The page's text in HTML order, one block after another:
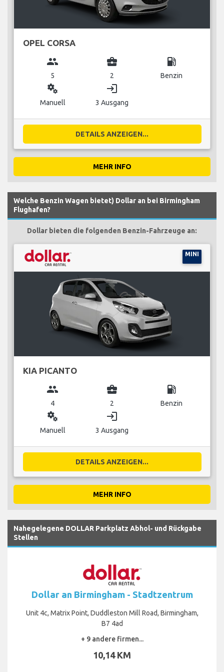
OPEL CORSA
group
5
business_center
2
local_gas_station
Benzin
miscellaneous_services
Manuell
login
3 Ausgang
DETAILS ANZEIGEN...
MEHR INFO
Welche Benzin Wagen bietet) Dollar an bei Birmingham
Flughafen?
Dollar bieten die folgenden Benzin-Fahrzeuge an:
MINI
KIA PICANTO
group
4
business_center
2
local_gas_station
Benzin
miscellaneous_services
Manuell
login
3 Ausgang
DETAILS ANZEIGEN...
MEHR INFO
Nahegelegene DOLLAR Parkplatz Abhol- und Rückgabe
Stellen
Dollar an Birmingham - Stadtzentrum
Unit 4c, Matrix Point, Duddleston Mill Road, Birmingham,
B7 4ad
+ 9 andere firmen...
10,14 KM